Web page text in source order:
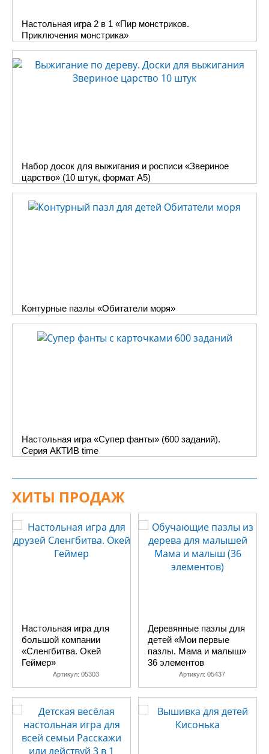
Здесь «Десятое
всю серию часов для детей.
Выбор за Вами!
Первые покупатели уже
Настольная игра 2 в 1 «Пир монстриков.
Приключения монстрика»
Набор досок для выжигания и росписи «Звериное
царство» (10 штук, формат A5)
Контурные пазлы «Обитатели моря»
Настольная игра «Супер фанты» (600 заданий).
Серия АКТИВ time
ХИТЫ ПРОДАЖ
Настольная игра для
большой компании
«Сленгбитва. Окей
Геймер»
Артикул: 05303
Деревянные пазлы для
детей «Мои первые
пазлы. Мама и малыш»
36 элементов
Артикул: 05437